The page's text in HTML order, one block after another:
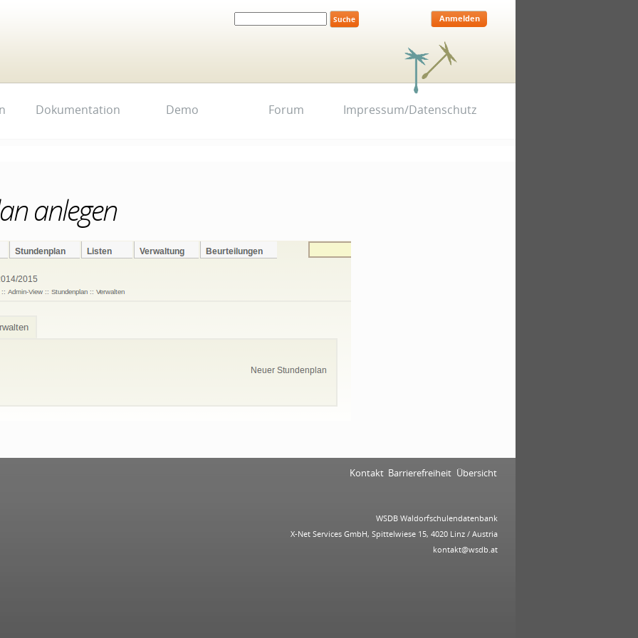
Website durchsuchen Anmelden
Dokumentation Demo Forum Impressum/Datenschutz
anlegen
WSDB Waldorfschulendatenbank
X-Net Services GmbH, Spittelwiese 15, 4020 Linz / Austria
kontakt@wsdb.at
Übersicht
Barrierefreiheit
Kontakt